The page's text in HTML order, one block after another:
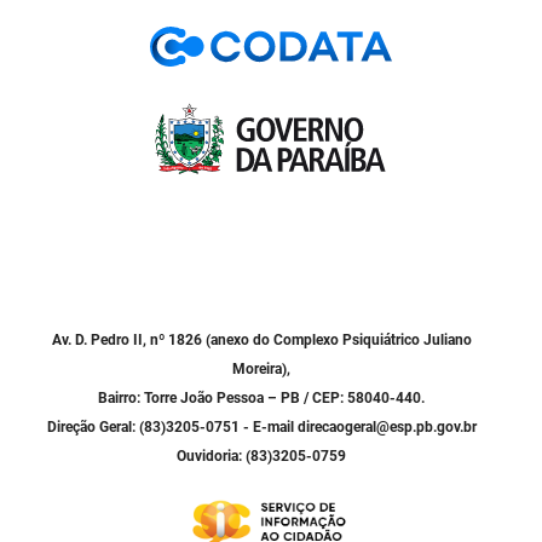
PROCONAv. D. Pedro II, nº 1826 (anexo do Complexo Psiquiátrico Juliano
Moreira),
Bairro: Torre João Pessoa – PB / CEP: 58040-440.
Direção Geral: (83)3205-0751 - E-mail direcaogeral@esp.pb.gov.br
Ouvidoria: (83)3205-0759